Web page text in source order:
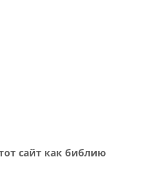
сайт как библию